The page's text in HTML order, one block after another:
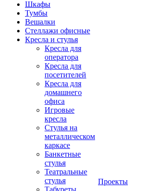
Шкафы
Тумбы
Вешалки
Стеллажи офисные
Кресла и стулья
Кресла для
оператора
Кресла для
посетителей
Кресла для
домашнего
офиса
Игровые
кресла
Стулья на
металлическом
каркасе
Банкетные
стулья
Театральные
стулья
Табуреты
Проекты